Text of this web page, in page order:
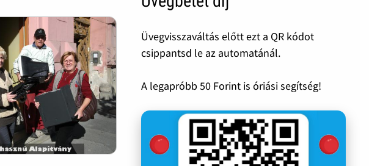
Üvegvisszaváltás előtt ezt a QR kódot
csippantsd le az automatánál.
A legapróbb 50 Forint is óriási segítség!